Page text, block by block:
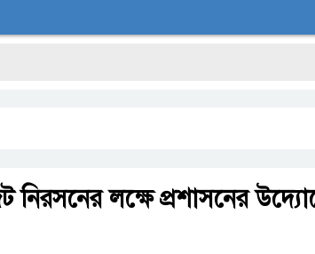
লক্ষে প্রশাসনের